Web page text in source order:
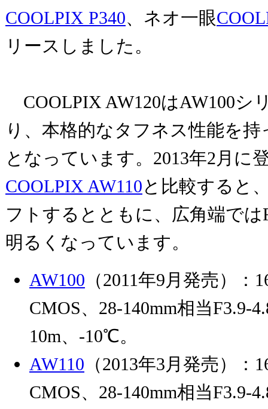
COOLPIX P340、ネオ一眼
リースしました。
COOLPIX AW120はAW100シ
り、本格的なタフネス性能を
となっています。2013年2月に
COOLPIX AW110と比較すると
フトするとともに、広角端で
明るくなっています。
AW100 （2011年9月発売）：
CMOS、28-140mm相当F3.9-
10m、-10℃。
AW110 （2013年3月発売）：
CMOS、28-140mm相当F3.9-